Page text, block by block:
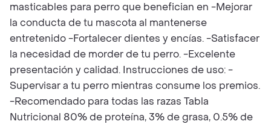
masticables para perro que benefician en -Mejorar
la conducta de tu mascota al mantenerse
entretenido -Fortalecer dientes y encías. -Satisfacer
la necesidad de morder de tu perro. -Excelente
presentación y calidad. Instrucciones de uso: -
Supervisar a tu perro mientras consume los premios.
-Recomendado para todas las razas Tabla
Nutricional 80% de proteína, 3% de grasa, 0.5% de